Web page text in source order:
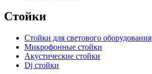
Стойки
Стойки для светового оборудования
Микрофонные стойки
Акустические стойки
Dj стойки